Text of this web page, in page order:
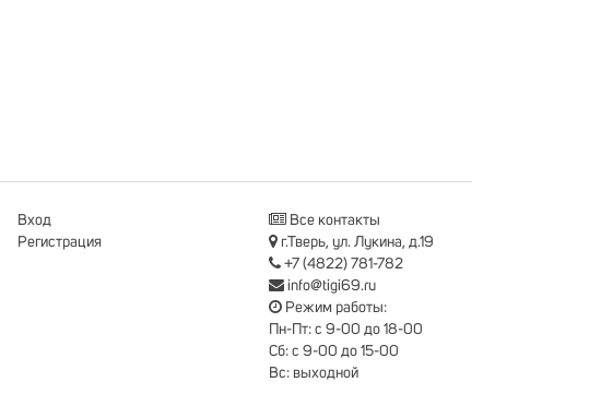
Вход
Регистрация
Все контакты
г.Тверь, ул. Лукина, д.19
+7 (4822) 781-782
info@tigi69.ru
Режим работы:
Пн-Пт: с 9-00 до 18-00
Сб: с 9-00 до 15-00
Вс: выходной